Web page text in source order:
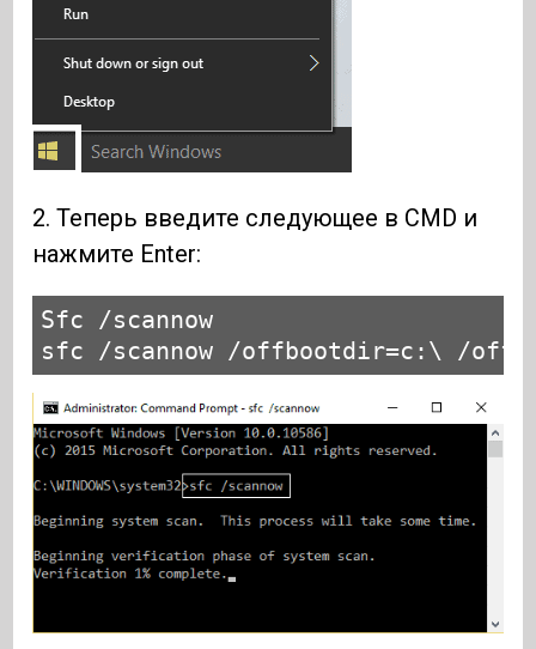
2. Теперь введите следующее в CMD и
нажмите Enter:
Sfc /scannow
sfc /scannow /offbootdir=c:\ /